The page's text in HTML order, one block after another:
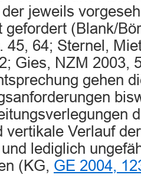
jeweils
gefordert (Blank/
45, 64; Sternel,
Gies, NZM 2003,
gehen
vertikale Verlauf
lediglich
(KG, GE 2004,